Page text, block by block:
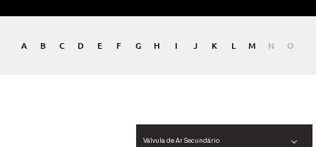
A B C D E F G H I J K L M N O
Válvula de Ar Secundário